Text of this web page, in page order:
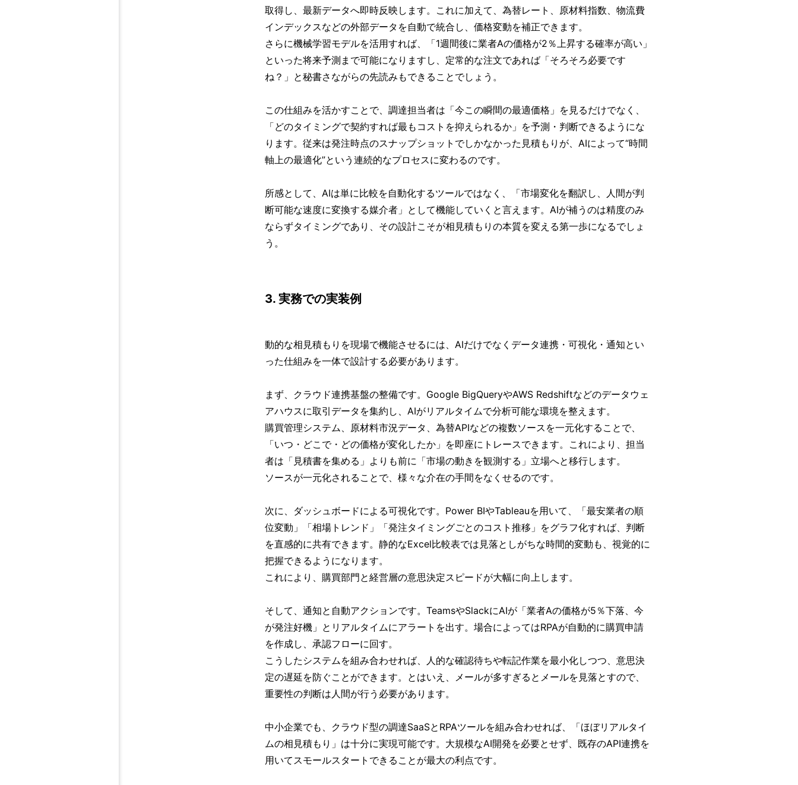
取得し、最新データへ即時反映します。これに加えて、為替レート、原材料指数、物流費
インデックスなどの外部データを自動で統合し、価格変動を補正できます。
さらに機械学習モデルを活用すれば、「1週間後に業者Aの価格が2％上昇する確率が高い」
といった将来予測まで可能になりますし、定常的な注文であれば「そろそろ必要です
ね？」と秘書さながらの先読みもできることでしょう。
この仕組みを活かすことで、調達担当者は「今この瞬間の最適価格」を見るだけでなく、
「どのタイミングで契約すれば最もコストを抑えられるか」を予測・判断できるようにな
ります。従来は発注時点のスナップショットでしかなかった見積もりが、AIによって“時間
軸上の最適化”という連続的なプロセスに変わるのです。
所感として、AIは単に比較を自動化するツールではなく、「市場変化を翻訳し、人間が判
断可能な速度に変換する媒介者」として機能していくと言えます。AIが補うのは精度のみ
ならずタイミングであり、その設計こそが相見積もりの本質を変える第一歩になるでしょ
う。
3. 実務での実装例
動的な相見積もりを現場で機能させるには、AIだけでなくデータ連携・可視化・通知とい
った仕組みを一体で設計する必要があります。
まず、クラウド連携基盤の整備です。Google BigQueryやAWS Redshiftなどのデータウェ
アハウスに取引データを集約し、AIがリアルタイムで分析可能な環境を整えます。
購買管理システム、原材料市況データ、為替APIなどの複数ソースを一元化することで、
「いつ・どこで・どの価格が変化したか」を即座にトレースできます。これにより、担当
者は「見積書を集める」よりも前に「市場の動きを観測する」立場へと移行します。
ソースが一元化されることで、様々な介在の手間をなくせるのです。
次に、ダッシュボードによる可視化です。Power BIやTableauを用いて、「最安業者の順
位変動」「相場トレンド」「発注タイミングごとのコスト推移」をグラフ化すれば、判断
を直感的に共有できます。静的なExcel比較表では見落としがちな時間的変動も、視覚的に
把握できるようになります。
これにより、購買部門と経営層の意思決定スピードが大幅に向上します。
そして、通知と自動アクションです。TeamsやSlackにAIが「業者Aの価格が5％下落、今
が発注好機」とリアルタイムにアラートを出す。場合によってはRPAが自動的に購買申請
を作成し、承認フローに回す。
こうしたシステムを組み合わせれば、人的な確認待ちや転記作業を最小化しつつ、意思決
定の遅延を防ぐことができます。とはいえ、メールが多すぎるとメールを見落とすので、
重要性の判断は人間が行う必要があります。
中小企業でも、クラウド型の調達SaaSとRPAツールを組み合わせれば、「ほぼリアルタイ
ムの相見積もり」は十分に実現可能です。大規模なAI開発を必要とせず、既存のAPI連携を
用いてスモールスタートできることが最大の利点です。